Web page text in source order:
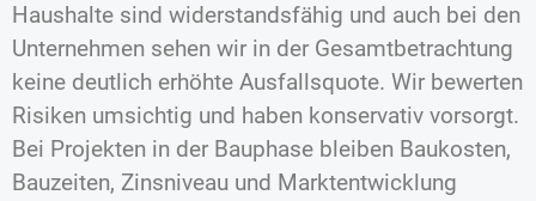
Haushalte sind widerstandsfähig und auch bei den
Unternehmen sehen wir in der Gesamtbetrachtung
keine deutlich erhöhte Ausfallsquote. Wir bewerten
Risiken umsichtig und haben konservativ vorsorgt.
Bei Projekten in der Bauphase bleiben Baukosten,
Bauzeiten, Zinsniveau und Marktentwicklung